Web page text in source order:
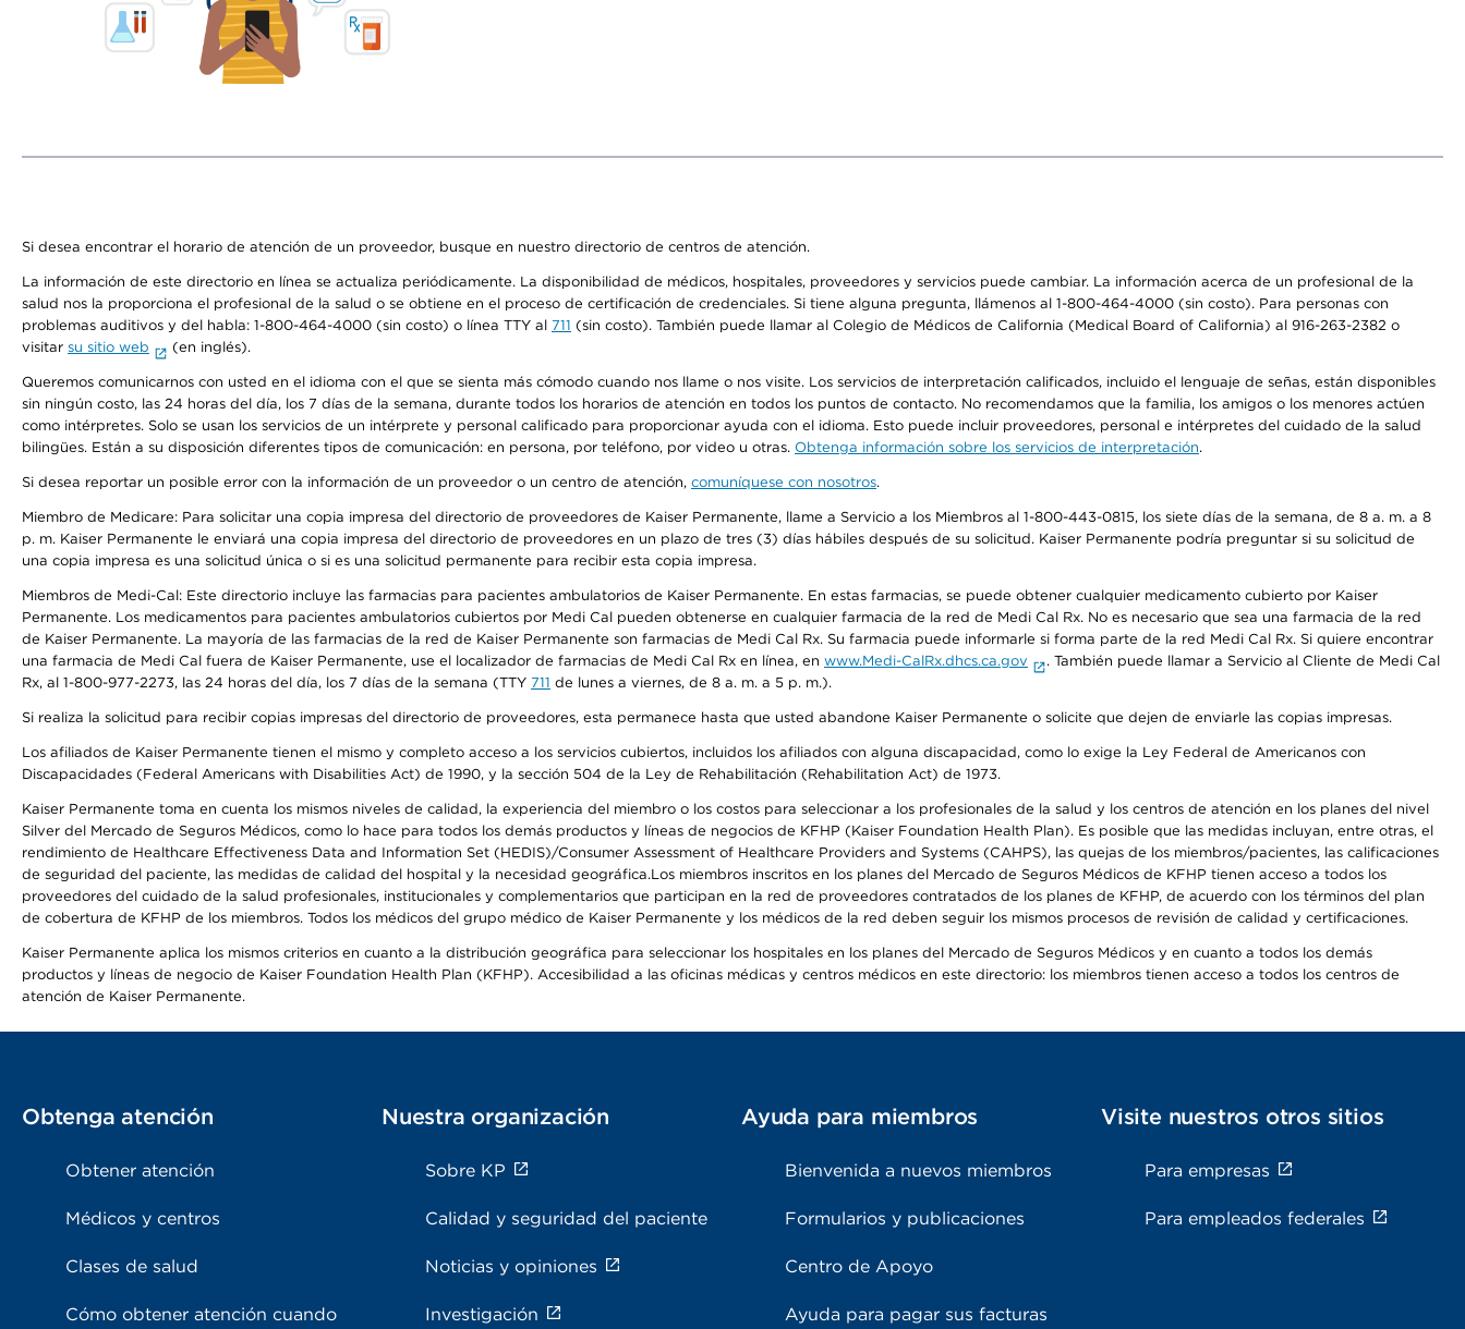
Si desea encontrar el horario de atención de un proveedor, busque en nuestro directorio de centros de atención.
La información de este directorio en línea se actualiza periódicamente. La disponibilidad de médicos, hospitales, proveedores y servicios puede cambiar. La información acerca de un profesional de la
salud nos la proporciona el profesional de la salud o se obtiene en el proceso de certificación de credenciales. Si tiene alguna pregunta, llámenos al 1-800-464-4000 (sin costo). Para personas con
problemas auditivos y del habla: 1-800-464-4000 (sin costo) o línea TTY al 711 (sin costo). También puede llamar al Colegio de Médicos de California (Medical Board of California) al 916-263-2382 o
visitar su sitio web (en inglés).
Queremos comunicarnos con usted en el idioma con el que se sienta más cómodo cuando nos llame o nos visite. Los servicios de interpretación calificados, incluido el lenguaje de señas, están disponibles
sin ningún costo, las 24 horas del día, los 7 días de la semana, durante todos los horarios de atención en todos los puntos de contacto. No recomendamos que la familia, los amigos o los menores actúen
como intérpretes. Solo se usan los servicios de un intérprete y personal calificado para proporcionar ayuda con el idioma. Esto puede incluir proveedores, personal e intérpretes del cuidado de la salud
bilingües. Están a su disposición diferentes tipos de comunicación: en persona, por teléfono, por video u otras. Obtenga información sobre los servicios de interpretación.
Si desea reportar un posible error con la información de un proveedor o un centro de atención, comuníquese con nosotros.
Miembro de Medicare: Para solicitar una copia impresa del directorio de proveedores de Kaiser Permanente, llame a Servicio a los Miembros al 1-800-443-0815, los siete días de la semana, de 8 a. m. a 8
p. m. Kaiser Permanente le enviará una copia impresa del directorio de proveedores en un plazo de tres (3) días hábiles después de su solicitud. Kaiser Permanente podría preguntar si su solicitud de
una copia impresa es una solicitud única o si es una solicitud permanente para recibir esta copia impresa.
Miembros de Medi-Cal: Este directorio incluye las farmacias para pacientes ambulatorios de Kaiser Permanente. En estas farmacias, se puede obtener cualquier medicamento cubierto por Kaiser
Permanente. Los medicamentos para pacientes ambulatorios cubiertos por Medi Cal pueden obtenerse en cualquier farmacia de la red de Medi Cal Rx. No es necesario que sea una farmacia de la red
de Kaiser Permanente. La mayoría de las farmacias de la red de Kaiser Permanente son farmacias de Medi Cal Rx. Su farmacia puede informarle si forma parte de la red Medi Cal Rx. Si quiere encontrar
una farmacia de Medi Cal fuera de Kaiser Permanente, use el localizador de farmacias de Medi Cal Rx en línea, en www.Medi-CalRx.dhcs.ca.gov
. También puede llamar a Servicio al Cliente de Medi Cal
Rx, al 1-800-977-2273, las 24 horas del día, los 7 días de la semana (TTY 711 de lunes a viernes, de 8 a. m. a 5 p. m.).
Si realiza la solicitud para recibir copias impresas del directorio de proveedores, esta permanece hasta que usted abandone Kaiser Permanente o solicite que dejen de enviarle las copias impresas.
Los afiliados de Kaiser Permanente tienen el mismo y completo acceso a los servicios cubiertos, incluidos los afiliados con alguna discapacidad, como lo exige la Ley Federal de Americanos con
Discapacidades (Federal Americans with Disabilities Act) de 1990, y la sección 504 de la Ley de Rehabilitación (Rehabilitation Act) de 1973.
Kaiser Permanente toma en cuenta los mismos niveles de calidad, la experiencia del miembro o los costos para seleccionar a los profesionales de la salud y los centros de atención en los planes del nivel
Silver del Mercado de Seguros Médicos, como lo hace para todos los demás productos y líneas de negocios de KFHP (Kaiser Foundation Health Plan). Es posible que las medidas incluyan, entre otras, el
rendimiento de Healthcare Effectiveness Data and Information Set (HEDIS)/Consumer Assessment of Healthcare Providers and Systems (CAHPS), las quejas de los miembros/pacientes, las calificaciones
de seguridad del paciente, las medidas de calidad del hospital y la necesidad geográfica.Los miembros inscritos en los planes del Mercado de Seguros Médicos de KFHP tienen acceso a todos los
proveedores del cuidado de la salud profesionales, institucionales y complementarios que participan en la red de proveedores contratados de los planes de KFHP, de acuerdo con los términos del plan
de cobertura de KFHP de los miembros. Todos los médicos del grupo médico de Kaiser Permanente y los médicos de la red deben seguir los mismos procesos de revisión de calidad y certificaciones.
Kaiser Permanente aplica los mismos criterios en cuanto a la distribución geográfica para seleccionar los hospitales en los planes del Mercado de Seguros Médicos y en cuanto a todos los demás
productos y líneas de negocio de Kaiser Foundation Health Plan (KFHP). Accesibilidad a las oficinas médicas y centros médicos en este directorio: los miembros tienen acceso a todos los centros de
atención de Kaiser Permanente.
Obtenga atención
Obtener atención
Médicos y centros
Clases de salud
Cómo obtener atención cuando
Nuestra organización
Sobre KP
Calidad y seguridad del paciente
Noticias y opiniones
Investigación
Ayuda para miembros
Bienvenida a nuevos miembros
Formularios y publicaciones
Centro de Apoyo
Ayuda para pagar sus facturas
Visite nuestros otros sitios
Para empresas
Para empleados federales